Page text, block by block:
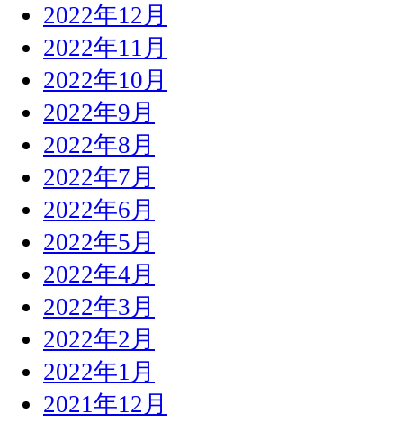
2022年12月
2022年11月
2022年10月
2022年9月
2022年8月
2022年7月
2022年6月
2022年5月
2022年4月
2022年3月
2022年2月
2022年1月
2021年12月